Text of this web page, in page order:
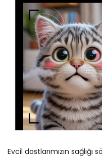
Evcil dostlarımızın